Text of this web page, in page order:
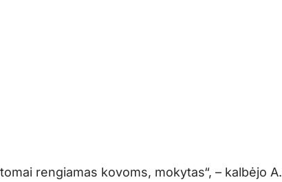
rengiamas kovoms, mokytas“, – kalbėjo A.